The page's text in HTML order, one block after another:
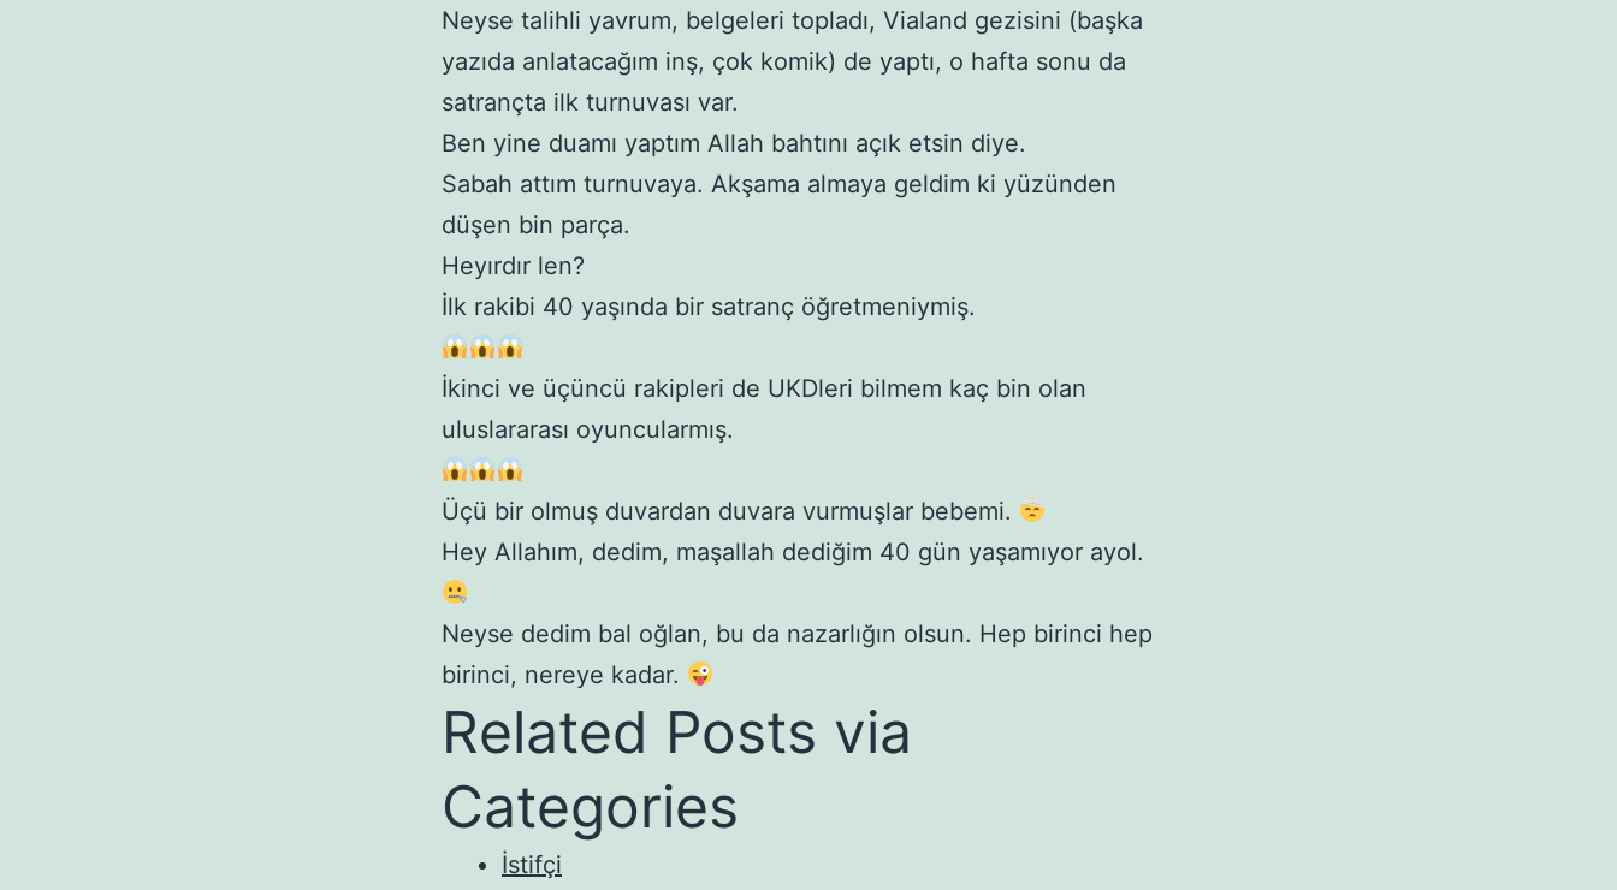
Neyse talihli yavrum, belgeleri topladı, Vialand gezisini (başka
yazıda anlatacağım inş, çok komik) de yaptı, o hafta sonu da
satrançta ilk turnuvası var.
Ben yine duamı yaptım Allah bahtını açık etsin diye.
Sabah attım turnuvaya. Akşama almaya geldim ki yüzünden
düşen bin parça.
Heyırdır len?
İlk rakibi 40 yaşında bir satranç öğretmeniymiş.
İkinci ve üçüncü rakipleri de UKDleri bilmem kaç bin olan
uluslararası oyuncularmış.
Üçü bir olmuş duvardan duvara vurmuşlar bebemi.
Hey Allahım, dedim, maşallah dediğim 40 gün yaşamıyor ayol.
Neyse dedim bal oğlan, bu da nazarlığın olsun. Hep birinci hep
birinci, nereye kadar.
Related Posts via
Categories
İstifçi